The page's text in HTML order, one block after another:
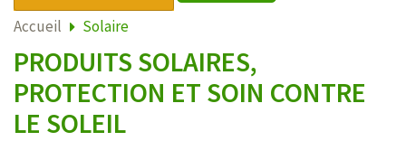
Accueil Solaire
PRODUITS SOLAIRES,
PROTECTION ET SOIN CONTRE
LE SOLEIL